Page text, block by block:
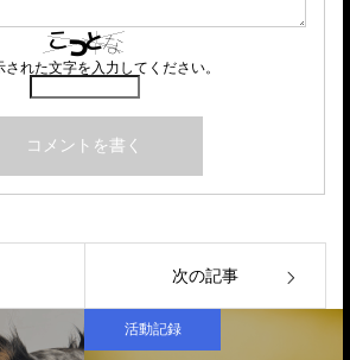
された文字を入力してください。
次の記事
活動記録